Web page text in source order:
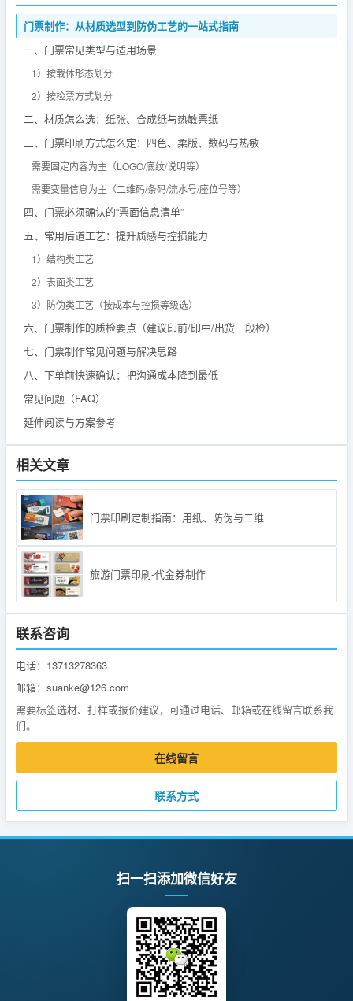
门票制作：从材质选型到防伪工艺的一站式指南
一、门票常见类型与适用场景
1）按载体形态划分
2）按检票方式划分
二、材质怎么选：纸张、合成纸与热敏票纸
三、门票印刷方式怎么定：四色、柔版、数码与热敏
需要固定内容为主（LOGO/底纹/说明等）
需要变量信息为主（二维码/条码/流水号/座位号等）
四、门票必须确认的“票面信息清单”
五、常用后道工艺：提升质感与控损能力
1）结构类工艺
2）表面类工艺
3）防伪类工艺（按成本与控损等级选）
六、门票制作的质检要点（建议印前/印中/出货三段检）
七、门票制作常见问题与解决思路
八、下单前快速确认：把沟通成本降到最低
常见问题（FAQ）
延伸阅读与方案参考
相关文章
门票印刷定制指南：用纸、防伪与二维
旅游门票印刷-代金券制作
联系咨询
电话：13713278363
邮箱：suanke@126.com
需要标签选材、打样或报价建议，可通过电话、邮箱或在线留言联系我
们。
在线留言
联系方式
扫一扫添加微信好友